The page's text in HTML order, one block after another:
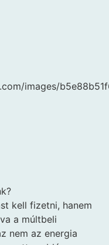
images/
kell fizetni, hanem
a múltbeli
nem az energia